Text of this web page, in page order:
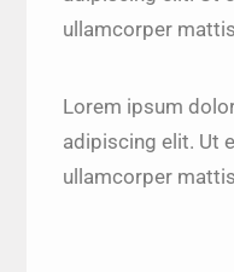
ullamcorper
Lorem ipsum
adipiscing elit. Ut
ullamcorper